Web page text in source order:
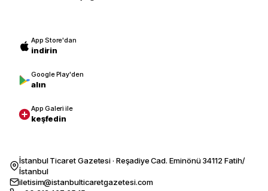
App Store'dan
indirin
Google Play'den
alın
App Galeri ile
keşfedin
İstanbul Ticaret Gazetesi · Reşadiye Cad. Eminönü 34112 Fatih/
İstanbul
iletisim@istanbulticaretgazetesi.com